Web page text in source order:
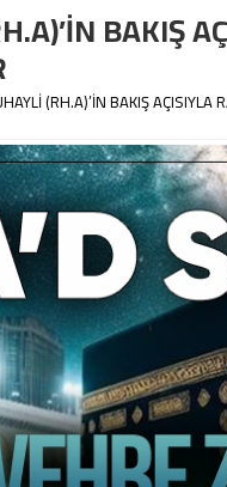
BAKIŞ
(RH.A)’İN BAKIŞ AÇISIYLA